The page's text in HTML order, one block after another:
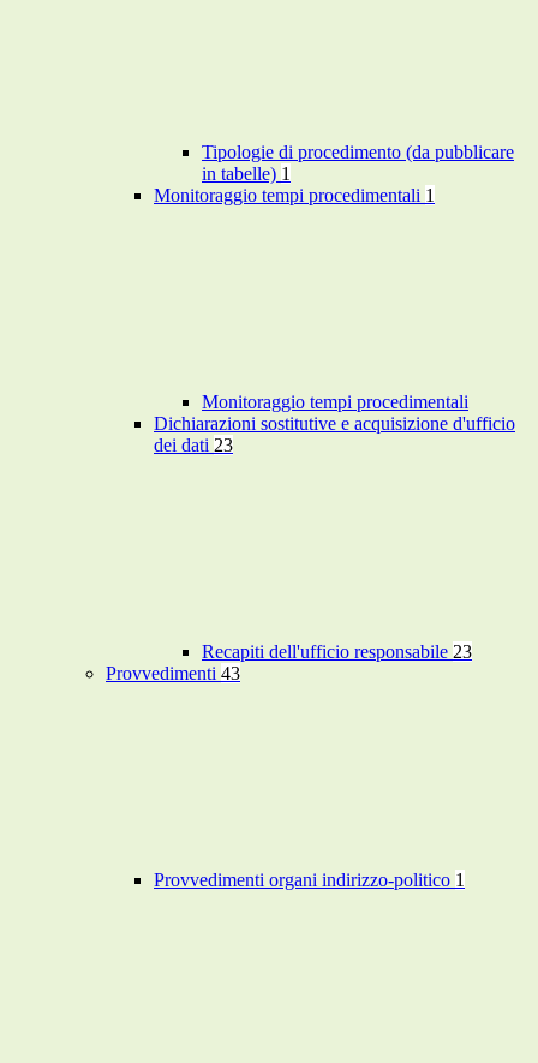
Tipologie di procedimento (da pubblicare
in tabelle) 1
Monitoraggio tempi procedimentali 1
Monitoraggio tempi procedimentali
Dichiarazioni sostitutive e acquisizione d'ufficio
dei dati 23
Recapiti dell'ufficio responsabile 23
Provvedimenti 43
Provvedimenti organi indirizzo-politico 1